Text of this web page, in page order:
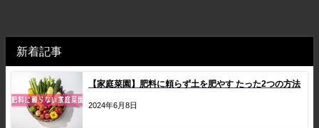
新着記事
【家庭菜園】肥料に頼らず土を肥やす たった2つの方法
2024年6月8日